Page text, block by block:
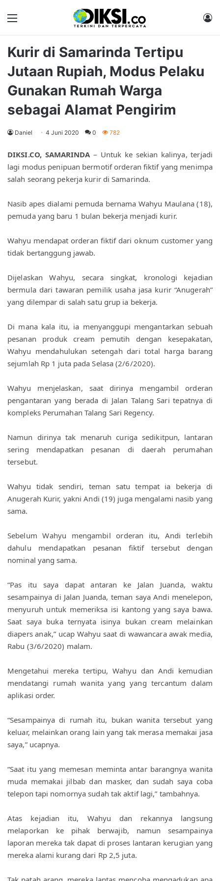
Kurir di Samarinda Tertipu
Jutaan Rupiah, Modus Pelaku
Gunakan Rumah Warga
sebagai Alamat Pengirim
Daniel 4 Juni 2020 0 782
DIKSI.CO, SAMARINDA – Untuk ke sekian kalinya, terjadi
lagi modus penipuan bermotif orderan fiktif yang menimpa
salah seorang pekerja kurir di Samarinda.
Nasib apes dialami pemuda bernama Wahyu Maulana (18),
pemuda yang baru 1 bulan bekerja menjadi kurir.
Wahyu mendapat orderan fiktif dari oknum customer yang
tidak bertanggung jawab.
Dijelaskan Wahyu, secara singkat, kronologi kejadian
bermula dari tawaran pemilik usaha jasa kurir “Anugerah”
yang dilempar di salah satu grup ia bekerja.
Di mana kala itu, ia menyanggupi mengantarkan sebuah
pesanan produk cream pemutih dengan kesepakatan,
Wahyu mendahulukan setengah dari total harga barang
sejumlah Rp 1 juta pada Selasa (2/6/2020).
Wahyu menjelaskan, saat dirinya mengambil orderan
pengantaran yang berada di Jalan Talang Sari tepatnya di
kompleks Perumahan Talang Sari Regency.
Namun dirinya tak menaruh curiga sedikitpun, lantaran
sering mendapatkan pesanan di daerah perumahan
tersebut.
Wahyu tidak sendiri, teman satu tempat ia bekerja di
Anugerah Kurir, yakni Andi (19) juga mengalami nasib yang
sama.
Sebelum Wahyu mengambil orderan itu, Andi terlebih
dahulu mendapatkan pesanan fiktif tersebut dengan
nominal yang sama.
“Pas itu saya dapat antaran ke Jalan Juanda, waktu
sesampainya di Jalan Juanda, teman saya Andi menelepon,
menyuruh untuk memeriksa isi kantong yang saya bawa.
Saat saya buka ternyata isinya bukan cream melainkan
diapers anak,” ucap Wahyu saat di wawancara awak media,
Rabu (3/6/2020) malam.
Mengetahui mereka tertipu, Wahyu dan Andi kemudian
mendatangi rumah wanita yang yang tercantum dalam
aplikasi order.
“Sesampainya di rumah itu, bukan wanita tersebut yang
keluar, melainkan orang lain yang tak merasa memakai jasa
saya,” ucapnya.
“Saat itu yang memesan meminta antar barangnya wanita
muda memakai jilbab dan masker, dan sudah saya coba
telepon tapi nomornya sudah tak aktif lagi,” tambahnya.
Atas kejadian itu, Wahyu dan rekannya langsung
melaporkan ke pihak berwajib, namun sesampainya
laporan mereka tak dapat di proses lantaran kerugian yang
mereka alami kurang dari Rp 2,5 juta.